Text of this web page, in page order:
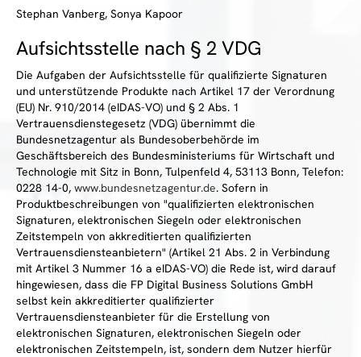
Stephan Vanberg, Sonya Kapoor
Aufsichtsstelle nach § 2 VDG
Die Aufgaben der Aufsichtsstelle für qualifizierte Signaturen
und unterstützende Produkte nach Artikel 17 der Verordnung
(EU) Nr. 910/2014 (eIDAS-VO) und § 2 Abs. 1
Vertrauensdienstegesetz (VDG) übernimmt die
Bundesnetzagentur als Bundesoberbehörde im
Geschäftsbereich des Bundesministeriums für Wirtschaft und
Technologie mit Sitz in Bonn, Tulpenfeld 4, 53113 Bonn, Telefon:
0228 14-0, www.bundesnetzagentur.de. Sofern in
Produktbeschreibungen von "qualifizierten elektronischen
Signaturen, elektronischen Siegeln oder elektronischen
Zeitstempeln von akkreditierten qualifizierten
Vertrauensdiensteanbietern" (Artikel 21 Abs. 2 in Verbindung
mit Artikel 3 Nummer 16 a eIDAS-VO) die Rede ist, wird darauf
hingewiesen, dass die FP Digital Business Solutions GmbH
selbst kein akkreditierter qualifizierter
Vertrauensdiensteanbieter für die Erstellung von
elektronischen Signaturen, elektronischen Siegeln oder
elektronischen Zeitstempeln, ist, sondern dem Nutzer hierfür